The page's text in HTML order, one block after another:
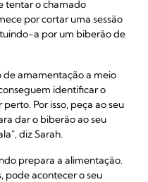
tentar o chamado
por cortar uma sessão
a por um biberão de
de amamentação a meio
identificar o
Por isso, peça ao seu
dar o biberão ao seu
diz Sarah.
prepara a alimentação.
pode acontecer o seu